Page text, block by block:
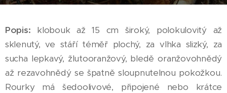
Popis: klobouk až 15 cm široký, polokulovitý až
sklenutý, ve stáří téměř plochý, za vlhka slizký, za
sucha lepkavý, žlutooranžový, bledě oranžovohnědý
až rezavohnědý se špatně sloupnutelnou pokožkou.
Rourky má šedoolivové, připojené nebo krátce